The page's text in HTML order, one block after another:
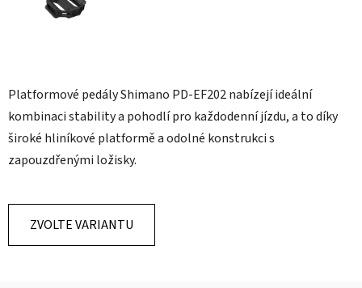
Platformové pedály Shimano PD-EF202 nabízejí ideální
kombinaci stability a pohodlí pro každodenní jízdu, a to díky
široké hliníkové platformě a odolné konstrukci s
zapouzdřenými ložisky.
ZVOLTE VARIANTU